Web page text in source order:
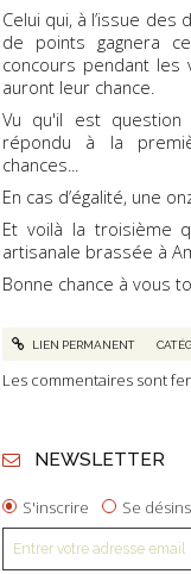
Celui qui, à l’issue
de points gagnera
concours pendant les
auront leur chance.
Vu qu'il est
répondu à la
chances...
En cas d’égalité, une
Et voilà la troisième
artisanale brassée à
Bonne chance à vous
LIEN PERMANENT
Les commentaires sont
NEWSLETTER
S'inscrire Se